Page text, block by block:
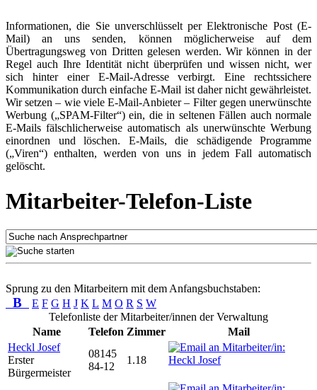
Informationen, die Sie unverschlüsselt per Elektronische Post (E-
Mail) an uns senden, können möglicherweise auf dem
Übertragungsweg von Dritten gelesen werden. Wir können in der
Regel auch Ihre Identität nicht überprüfen und wissen nicht, wer
sich hinter einer E-Mail-Adresse verbirgt. Eine rechtssichere
Kommunikation durch einfache E-Mail ist daher nicht gewährleistet.
Wir setzen – wie viele E-Mail-Anbieter – Filter gegen unerwünschte
Werbung („SPAM-Filter“) ein, die in seltenen Fällen auch normale
E-Mails fälschlicherweise automatisch als unerwünschte Werbung
einordnen und löschen. E-Mails, die schädigende Programme
(„Viren“) enthalten, werden von uns in jedem Fall automatisch
gelöscht.
Mitarbeiter-Telefon-Liste
Sprung zu den Mitarbeitern mit dem Anfangsbuchstaben:
B E F G H J K L M O R S W
Telefonliste der Mitarbeiter/innen der Verwaltung
Name
Telefon Zimmer
Mail
Heckl Josef
Erster
Bürgermeister
08145
84-12
1.18